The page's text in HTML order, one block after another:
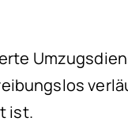
ist.